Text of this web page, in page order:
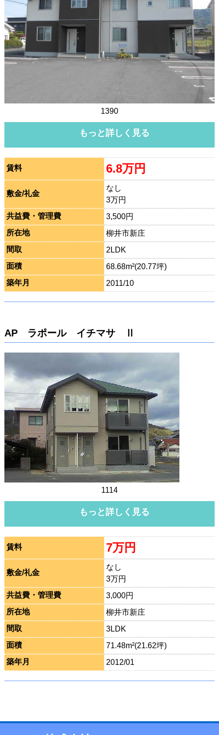
1390
もっと詳しく見る
賃料 6.8万円
敷金/礼金
なし
3万円
共益費・管理費
3,500円
所在地
柳井市新庄
間取
2LDK
面積
68.68m²(20.77坪)
築年月
2011/10
AP ラポール イチマサ Ⅱ
1114
もっと詳しく見る
賃料 7万円
敷金/礼金
なし
3万円
共益費・管理費
3,000円
所在地
柳井市新庄
間取
3LDK
面積
71.48m²(21.62坪)
築年月
2012/01